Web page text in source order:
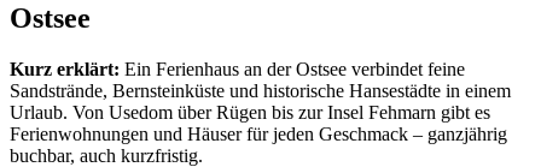
Ostsee
Kurz erklärt: Ein Ferienhaus an der Ostsee verbindet feine
Sandstrände, Bernsteinküste und historische Hansestädte in einem
Urlaub. Von Usedom über Rügen bis zur Insel Fehmarn gibt es
Ferienwohnungen und Häuser für jeden Geschmack – ganzjährig
buchbar, auch kurzfristig.